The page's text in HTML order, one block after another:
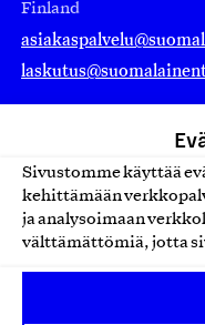
Sivustomme käyttää
kehittämään
ja analysoimaan
välttämättömiä, jotta
Finland
Avainlippu